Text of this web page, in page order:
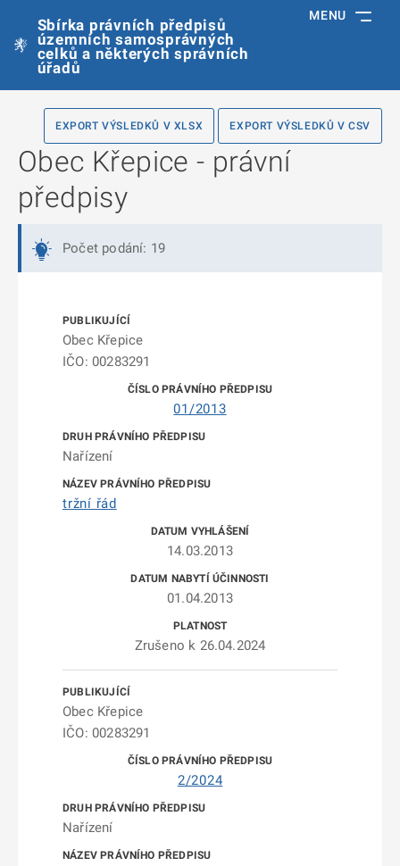
Sbírka právních předpisů
územních samosprávných
celků a některých správních
úřadů
MENU
EXPORT VÝSLEDKŮ V XLSX EXPORT VÝSLEDKŮ V CSV
Obec Křepice - právní
předpisy
Počet podání: 19
Obec Křepice
IČO: 00283291
01/2013
Nařízení
tržní řád
14.03.2013
01.04.2013
Zrušeno k 26.04.2024
Obec Křepice
IČO: 00283291
2/2024
Nařízení